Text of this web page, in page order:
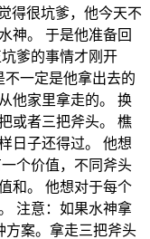
得很坑爹，他今天不
神。 于是他准备回
爹的事情才刚开
一定是他拿出去的
他家里拿走的。 换
或者三把斧头。 樵
日子还得过。 他想
个价值，不同斧头
和。 他想对于每个
注意：如果水神拿
方案。拿走三把斧头